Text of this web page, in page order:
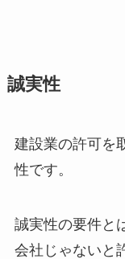
誠実性
建設業の許可を
性です。
誠実性の要件と
会社じゃないと